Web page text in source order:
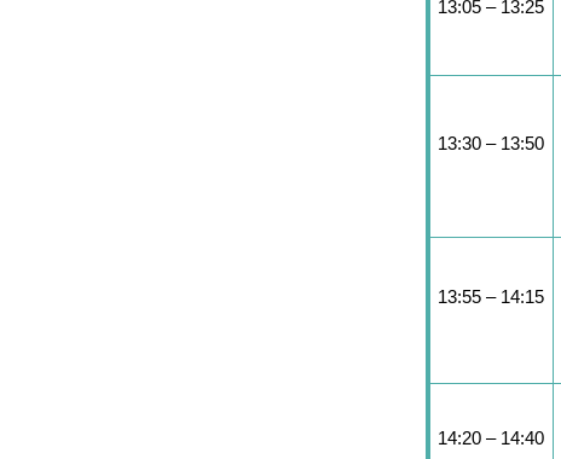
13:05 – 13:25
13:30 – 13:50
13:55 – 14:15
14:20 – 14:40